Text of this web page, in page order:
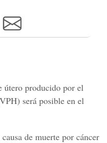
útero producido por el
será posible en el
de muerte por cáncer